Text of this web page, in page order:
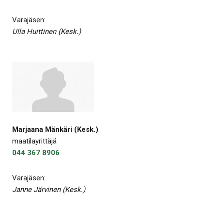
Varajäsen:
Ulla Huittinen (Kesk.)
Marjaana Mänkäri (Kesk.)
maatilayrittäjä
044 367 8906
Varajäsen:
Janne Järvinen (Kesk.)